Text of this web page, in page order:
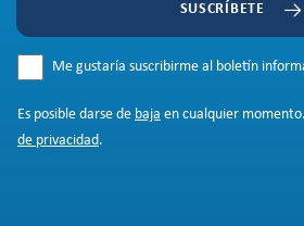
SUSCRÍBETE
Me gustaría suscribirme al boletín
Es posible darse de baja en cualquier
de privacidad.